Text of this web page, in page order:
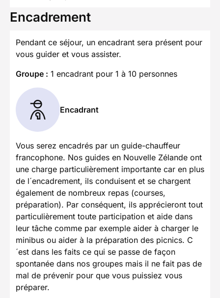
Encadrement
Pendant ce séjour, un encadrant sera présent pour
vous guider et vous assister.
Groupe : 1 encadrant pour 1 à 10 personnes
Encadrant
Vous serez encadrés par un guide-chauffeur
francophone. Nos guides en Nouvelle Zélande ont
une charge particulièrement importante car en plus
de l´encadrement, ils conduisent et se chargent
également de nombreux repas (courses,
préparation). Par conséquent, ils apprécieront tout
particulièrement toute participation et aide dans
leur tâche comme par exemple aider à charger le
minibus ou aider à la préparation des picnics. C
´est dans les faits ce qui se passe de façon
spontanée dans nos groupes mais il ne fait pas de
mal de prévenir pour que vous puissiez vous
préparer.